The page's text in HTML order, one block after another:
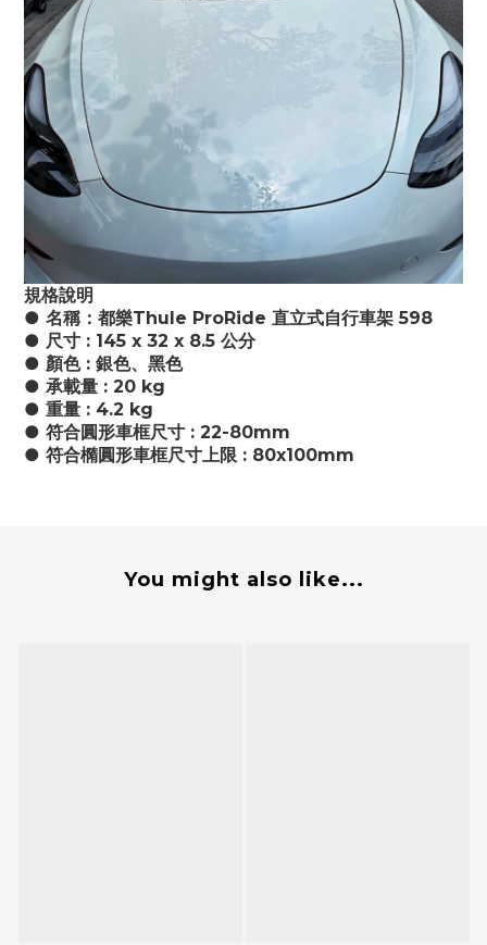
規格說明
● 名稱：都樂Thule ProRide 直立式自行車架 598
● 尺寸 : 145 x 32 x 8.5 公分
● 顏色 : 銀色、黑色
● 承載量 : 20 kg
● 重量 : 4.2 kg
● 符合圓形車框尺寸 : 22-80mm
● 符合橢圓形車框尺寸上限 : 80x100mm
You might also like...